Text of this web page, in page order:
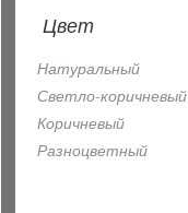
Цвет
Натуральный
Светло-коричневый
Коричневый
Разноцветный